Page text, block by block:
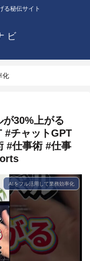
る秘伝サイト
ビ
化
30%上がる
#チャットGPT
#仕事術 #仕事
AIをフル活用して業務効率化